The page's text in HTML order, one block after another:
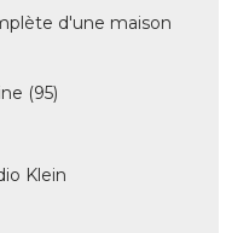
d'une maison
(95)
Klein